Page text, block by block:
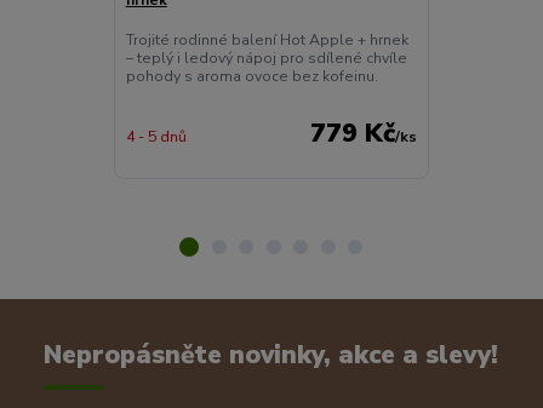
Trojité rodinné balení Hot Apple + hrnek
– teplý i ledový nápoj pro sdílené chvíle
pohody s aroma ovoce bez kofeinu.
779 Kč/ks
4 - 5 dnů
Nepropásněte novinky, akce a slevy!